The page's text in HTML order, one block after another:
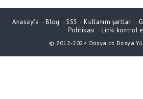
Anasayfa -Blog -SSS -Kullanım şartları -
Politikası -Linki kontrol
© 2012-2024 Dosya.co Dosya